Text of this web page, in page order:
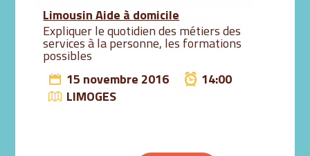
Limousin Aide à domicile
Expliquer le quotidien des métiers des
services à la personne, les formations
possibles
15 novembre 2016
14:00
LIMOGES